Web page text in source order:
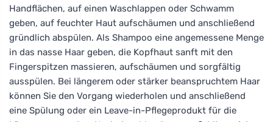
Handflächen, auf einen Waschlappen oder Schwamm
geben, auf feuchter Haut aufschäumen und anschließend
gründlich abspülen. Als Shampoo eine angemessene Menge
in das nasse Haar geben, die Kopfhaut sanft mit den
Fingerspitzen massieren, aufschäumen und sorgfältig
ausspülen. Bei längerem oder stärker beanspruchtem Haar
können Sie den Vorgang wiederholen und anschließend
eine Spülung oder ein Leave-in-Pflegeprodukt für die